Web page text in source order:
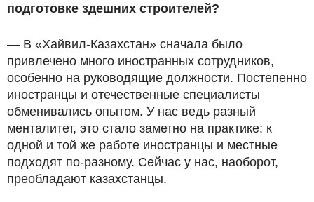
подготовке здешних строителей?
— В «Хайвил-Казахстан» сначала было
привлечено много иностранных сотрудников,
особенно на руководящие должности. Постепенно
иностранцы и отечественные специалисты
обменивались опытом. У нас ведь разный
менталитет, это стало заметно на практике: к
одной и той же работе иностранцы и местные
подходят по-разному. Сейчас у нас, наоборот,
преобладают казахстанцы.